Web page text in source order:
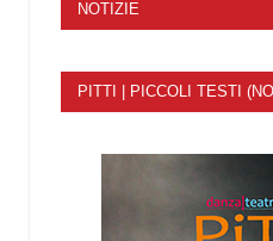
NOTIZIE
PITTI | PICCOLI TESTI